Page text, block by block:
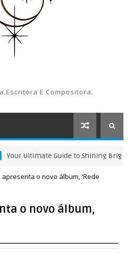
E Compositora.
Ultimate Guide to Shining Bright:
apresenta o novo álbum, 'Rede
o novo álbum,